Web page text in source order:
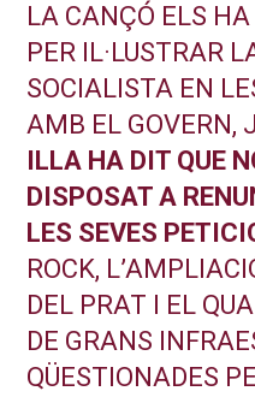
LA CANÇÓ ELS
PER IL·LUSTRAR
SOCIALISTA EN
AMB EL GOVERN,
ILLA HA DIT QUE
DISPOSAT A
LES SEVES
ROCK,
DEL PRAT I EL
DE GRANS
QÜESTIONADES